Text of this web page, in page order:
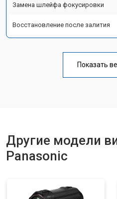
Замена шлейфа фокусировки
Восстановление после залития
Показать
Другие модели
Panasonic